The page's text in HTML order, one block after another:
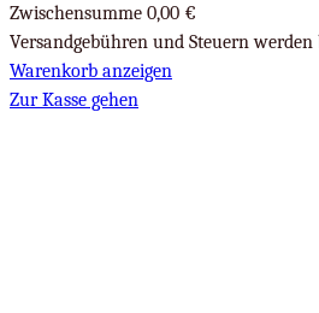
Produkte
im
Zwischensumme 0,00 €
Versandgebühren und Steuern
Warenkorb anzeigen
Zur Kasse gehen